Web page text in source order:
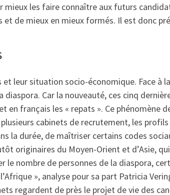
les faire connaître aux futurs
de mieux en mieux formés. Il est donc
leur situation socio-économique. Face à
Car la nouveauté, ces cinq
en français les « repats ». Ce phénomène
cabinets de recrutement, les
la durée, de maîtriser certains codes
originaires du Moyen-Orient et d’Asie,
nombre de personnes de la diaspora,
», analyse pour sa part Patricia
regardent de près le projet de vie des